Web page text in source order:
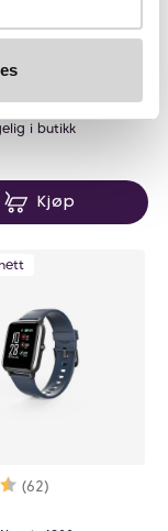
Covered 8kg
på Vita.no
i butikk
Kjøp
(62)
av 5 mulige